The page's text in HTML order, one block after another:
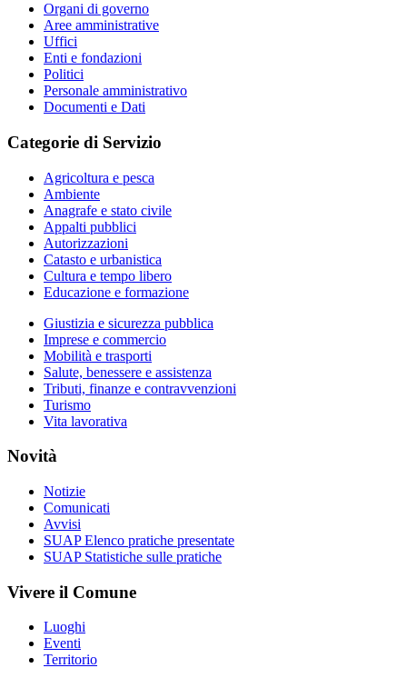
Organi di governo
Aree amministrative
Uffici
Enti e fondazioni
Politici
Personale amministrativo
Documenti e Dati
Categorie di Servizio
Agricoltura e pesca
Ambiente
Anagrafe e stato civile
Appalti pubblici
Autorizzazioni
Catasto e urbanistica
Cultura e tempo libero
Educazione e formazione
Giustizia e sicurezza pubblica
Imprese e commercio
Mobilità e trasporti
Salute, benessere e assistenza
Tributi, finanze e contravvenzioni
Turismo
Vita lavorativa
Novità
Notizie
Comunicati
Avvisi
SUAP Elenco pratiche presentate
SUAP Statistiche sulle pratiche
Vivere il Comune
Luoghi
Eventi
Territorio